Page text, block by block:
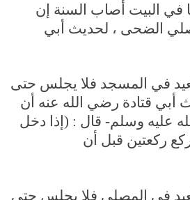
في البيت أصاب السنة إن
الضحى ، لحديث أبي
في المسجد فلا يجلس حتى
أبي قتادة رضي الله عنه أن
عليه وسلم- قال : (إذا دخل
ركعتين قبل أن
في المصلى فلا يجلس حتى